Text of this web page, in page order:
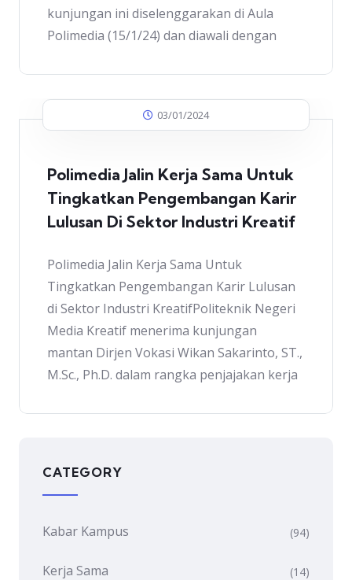
kunjungan ini diselenggarakan di Aula
Polimedia (15/1/24) dan diawali dengan
03/01/2024
Polimedia Jalin Kerja Sama Untuk
Tingkatkan Pengembangan Karir
Lulusan Di Sektor Industri Kreatif
Polimedia Jalin Kerja Sama Untuk
Tingkatkan Pengembangan Karir Lulusan
di Sektor Industri KreatifPoliteknik Negeri
Media Kreatif menerima kunjungan
mantan Dirjen Vokasi Wikan Sakarinto, ST.,
M.Sc., Ph.D. dalam rangka penjajakan kerja
CATEGORY
Kabar Kampus (94)
Kerja Sama (14)